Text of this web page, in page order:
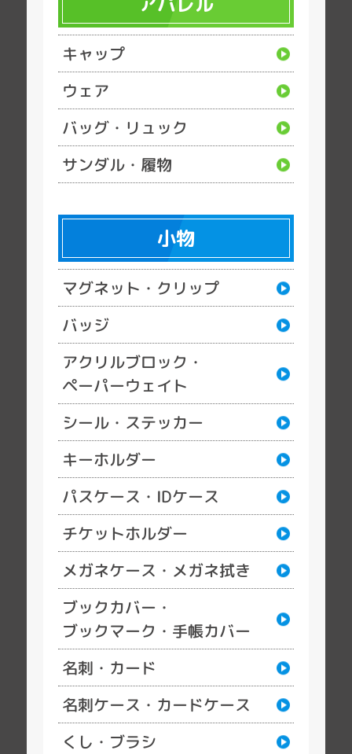
キャップ
ウェア
バッグ・リュック
サンダル・履物
小物
マグネット・クリップ
バッジ
アクリルブロック・
ペーパーウェイト
シール・ステッカー
キーホルダー
パスケース・IDケース
チケットホルダー
メガネケース・メガネ拭き
ブックカバー・
ブックマーク・手帳カバー
名刺・カード
名刺ケース・カードケース
くし・ブラシ